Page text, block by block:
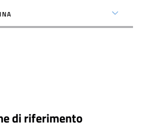
di riferimento